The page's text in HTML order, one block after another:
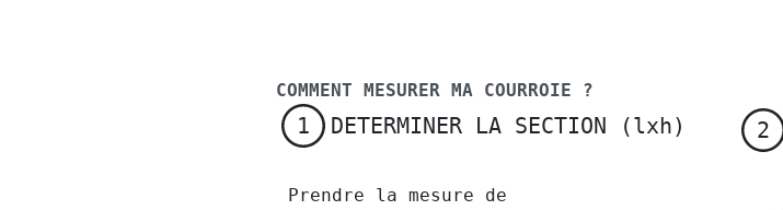
COMMENT MESURER MA COURROIE ?
1 DETERMINER LA SECTION (lxh)
Prendre la mesure de
2